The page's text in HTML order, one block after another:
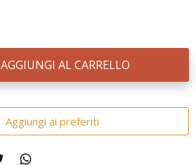
AGGIUNGI AL CARRELLO
Aggiungi ai preferiti